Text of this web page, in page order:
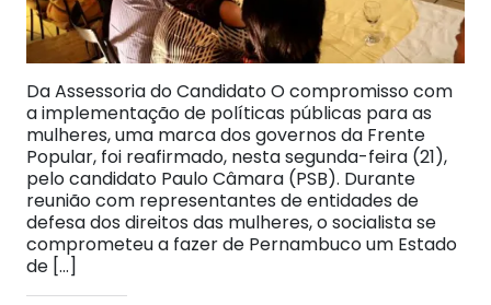
Da Assessoria do Candidato O compromisso com
a implementação de políticas públicas para as
mulheres, uma marca dos governos da Frente
Popular, foi reafirmado, nesta segunda-feira (21),
pelo candidato Paulo Câmara (PSB). Durante
reunião com representantes de entidades de
defesa dos direitos das mulheres, o socialista se
comprometeu a fazer de Pernambuco um Estado
de […]